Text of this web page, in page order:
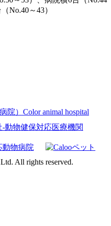
No.40～43）
All rights reserved.